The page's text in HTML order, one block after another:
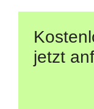
jetzt